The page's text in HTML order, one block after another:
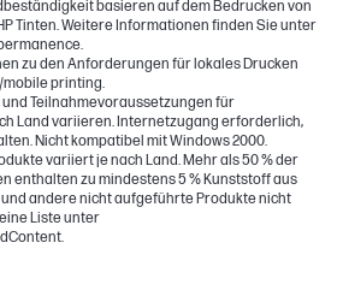
basieren auf dem Bedrucken von
Tinten. Weitere Informationen finden Sie unter
zu den Anforderungen für lokales Drucken
mobile printing.
und Teilnahmevoraussetzungen für
Land variieren. Internetzugang erforderlich,
Nicht kompatibel mit Windows 2000.
variiert je nach Land. Mehr als 50 % der
enthalten zu mindestens 5 % Kunststoff aus
andere nicht aufgeführte Produkte nicht
Liste unter